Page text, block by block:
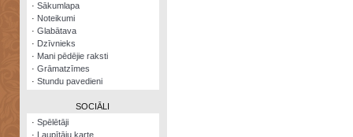
Visatcera
almanahs
Arhīvs
· Sākumlapa
· Noteikumi
· Glabātava
· Dzīvnieks
· Mani pēdējie raksti
· Grāmatzīmes
· Stundu pavedieni
SOCIĀLI
· Spēlētāji
· Laupītāju karte